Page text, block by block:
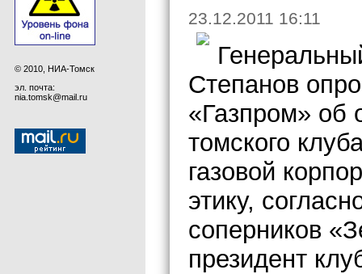
© 2010, НИА-Томск
эл. почта:
nia.tomsk@mail.ru
23.12.2011 16:11
Степанов
«Газпром» об
томского
газовой
этику,
соперников
президент